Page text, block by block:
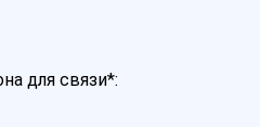
для связи*: